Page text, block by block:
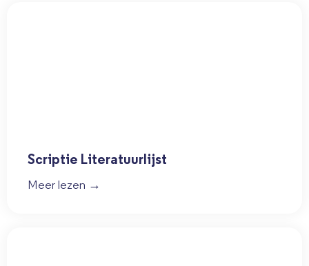
Scriptie Literatuurlijst
Meer lezen →